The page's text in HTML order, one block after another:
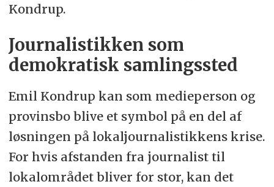
Kondrup.
Journalistikken som
demokratisk samlingssted
Emil Kondrup kan som medieperson og
provinsbo blive et symbol på en del af
løsningen på lokaljournalistikkens krise.
For hvis afstanden fra journalist til
lokalområdet bliver for stor, kan det